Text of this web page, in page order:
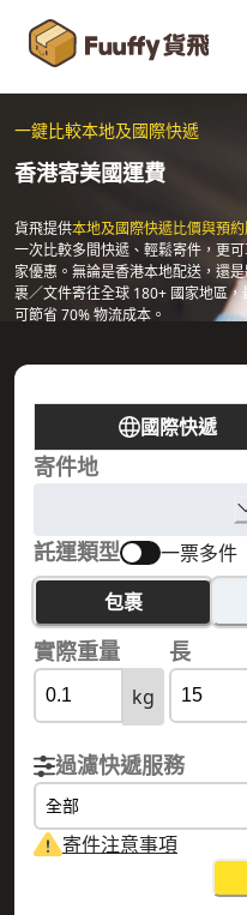
一鍵比較本地及國際快遞
香港寄美國運費
貨飛提供本地及國際快遞比價與預
一次比較多間快遞、輕鬆寄件，更
家優惠。無論是香港本地配送，還
裹／文件寄往全球 180+ 國家地區，
可節省 70% 物流成本。
國際快遞
寄件地
託運類型 一票多件
包裹
實際重量 長
kg
過濾快遞服務
全部
寄件注意事項